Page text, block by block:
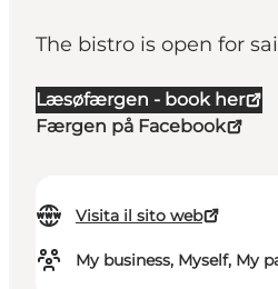
The bistro is open for
Læsøfærgen - book her
Færgen på Facebook
Visita il sito web
My business, Myself, My